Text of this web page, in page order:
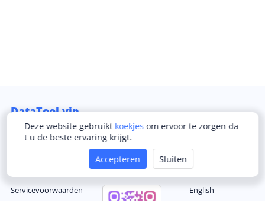
DataTool.vip
E-mail:support@datatool.vip
Servicevoorwaarden
Telegram GemeenschapTaal
English
Deze website gebruikt koekjesom ervoor te zorgen da
t u de beste ervaring krijgt.
Accepteren
Sluiten